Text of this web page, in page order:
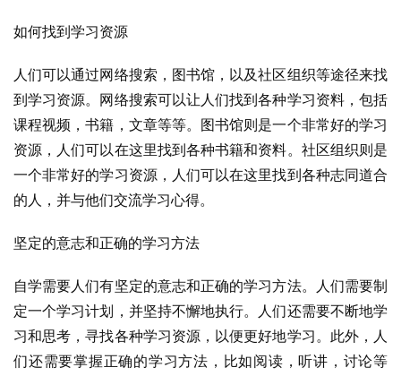
如何找到学习资源
人们可以通过网络搜索，图书馆，以及社区组织等途径来找
到学习资源。网络搜索可以让人们找到各种学习资料，包括
课程视频，书籍，文章等等。图书馆则是一个非常好的学习
资源，人们可以在这里找到各种书籍和资料。社区组织则是
一个非常好的学习资源，人们可以在这里找到各种志同道合
的人，并与他们交流学习心得。
坚定的意志和正确的学习方法
自学需要人们有坚定的意志和正确的学习方法。人们需要制
定一个学习计划，并坚持不懈地执行。人们还需要不断地学
习和思考，寻找各种学习资源，以便更好地学习。此外，人
们还需要掌握正确的学习方法，比如阅读，听讲，讨论等